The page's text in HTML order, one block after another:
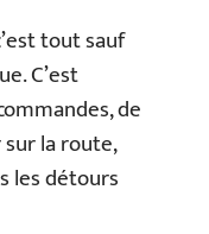
tout sauf
C’est
de
la route,
les détours